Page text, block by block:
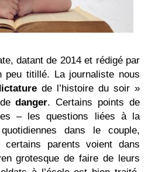
datant de 2014 et rédigé par
peu titillé. La journaliste nous
de l’histoire du soir »
dedanger. Certains points de
– les questions liées à la
dans le couple,
parents voient dans
grotesque de faire de leurs